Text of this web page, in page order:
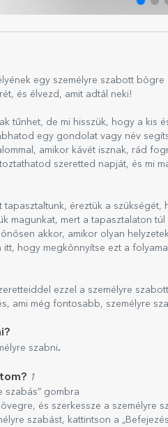
egy személyre szabott
és élvezd, amit adtál neki!
tűnhet, de mi hisszük, hogy a kis
egy gondolat vagy név
amikor kávét isznak, rád
szeretted napját, és mi
tapasztaltunk, éreztük a szükségét,
magunkat, mert a tapasztalaton
akkor, amikor olyan
itt, hogy megkönnyítse ezt a
ezzel a személyre
ami még fontosabb, személyre
szabni.
1
szabás” gombra
és szerkessze a személyre
szabást, kattintson a